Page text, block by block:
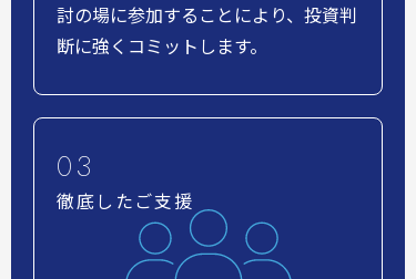
討の場に参加することにより、投資判
断に強くコミットします。
徹底したご支援